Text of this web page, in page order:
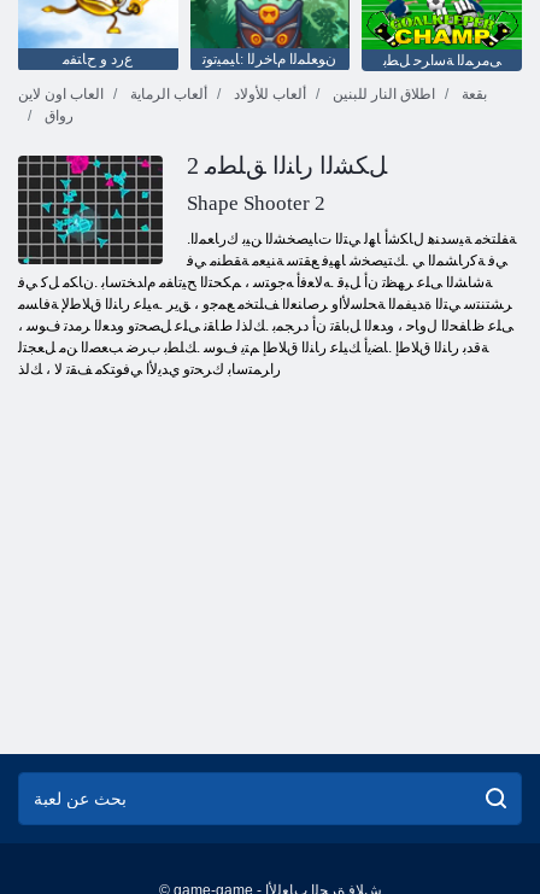
ﻉﺭﺩ ﻭ ﺡﺎﺘﻔﻣ ﻥﻮﻌﻠﻤﻟﺍ ﻡﺎﺧﺮﻟﺍ :ﺎﻴﻤﻴﺗﻮﺗ
ﻰﻣﺮﻤﻟﺍ ﺔﺳﺍﺮﺣ ﻞﻄﺑ
العاب اون لاين
ألعاب الرماية ألعاب للأولاد اطلاق النار للبنين
بقعة
رواق
2 ﻞﻜﺸﻟﺍ ﺭﺎﻨﻟﺍ ﻖﻠﻄﻣ
Shape Shooter 2
.ﺔﻔﻠﺘﺨﻣ ﺔﻴﺳﺪﻨﻫ ﻝﺎﻜﺷﺃ ﺎﻬﻟ ﻲﺘﻟﺍ ﺕﺎﻴﺼﺨﺸﻟﺍ ﻦﻴﺑ ﻙﺭﺎﻌﻤﻟﺍ
ﻲﻓ ﺔﻛﺭﺎﺸﻤﻟﺍ ﻲ .ﻚﺘﻴﺼﺨﺷ ﺎﻬﻴﻓ ﻊﻘﺘﺳ ﺔﻨﻴﻌﻣ ﺔﻘﻄﻨﻣ ﻲﻓ
ﺔﺷﺎﺸﻟﺍ ﻰﻠﻋ ﺮﻬﻈﺗ ﻥﺃ ﻞﺒﻗ .ﻪﻟﺎﻌﻓﺃ ﻪﺟﻮﺘﺳ ، ﻢﻜﺤﺘﻟﺍ ﺢﻴﺗﺎﻔﻣ ﻡﺍﺪﺨﺘﺳﺎﺑ .ﻥﺎﻜﻣ ﻞﻛ ﻲﻓ
ﺮﺸﺘﻨﺘﺳ ﻲﺘﻟﺍ ﺓﺪﻴﻔﻤﻟﺍ ﺔﺤﻠﺳﻷ ﺍﻭ ﺮﺻﺎﻨﻌﻟﺍ ﻒﻠﺘﺨﻣ ﻊﻤﺟﻭ ، ﻖﻳﺮ .ﻪﻴﻠﻋ ﺭﺎﻨﻟﺍ ﻕﻼ ﻃﻹ ﺔﻓﺎﺴﻣ
ﻰﻠﻋ ﻅﺎﻔﺤﻟﺍ ﻝﻭﺎﺣ ، ﻭﺪﻌﻟﺍ ﻞﺑﺎﻘﺗ ﻥﺃ ﺩﺮﺠﻤﺑ .ﻚﻟﺬﻟ ﻁﺎﻘﻧ ﻰﻠﻋ ﻞﺼﺤﺗﻭ ﻭﺪﻌﻟﺍ ﺮﻣﺪﺗ ﻑﻮﺳ ،
ﺔﻗﺪﺑ ﺭﺎﻨﻟﺍ ﻕﻼ ﻃﺇ .ﺎﻀﻳﺃ ﻚﻴﻠﻋ ﺭﺎﻨﻟﺍ ﻕﻼ ﻃﺇ ﻢﺘﻳ ﻑﻮﺳ .ﻚﻠﻄﺑ ﺏﺮﺿ ﺐﻌﺼﻟﺍ ﻦﻣ ﻞﻌﺠﺘﻟ
ﺭﺍﺮﻤﺘﺳﺎﺑ ﻙﺮﺤﺗﻭ ﻱﺪﻳﻷ ﺍ ﻲﻓﻮﺘﻜﻣ ﻒﻘﺗ ﻻ ، ﻚﻟﺬ
© game-game - ﺵﻼ ﻓ ﺓﺮﺤﻟﺍ ﺏﺎﻌﻟﻷ ﺍ